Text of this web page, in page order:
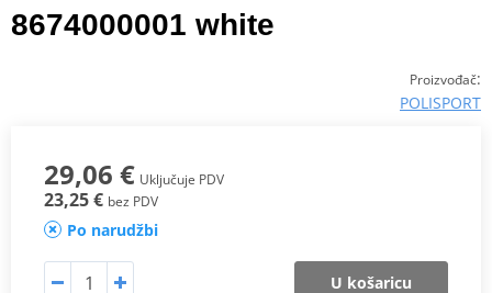
8674000001 white
Proizvođač:
POLISPORT
29,06 € Uključuje PDV
23,25 € bez PDV
Po narudžbi
U košaricu